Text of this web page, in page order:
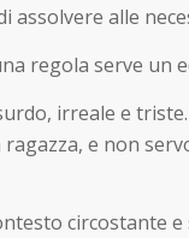
assolvere alle
regola serve un
irreale e
e non
circostante